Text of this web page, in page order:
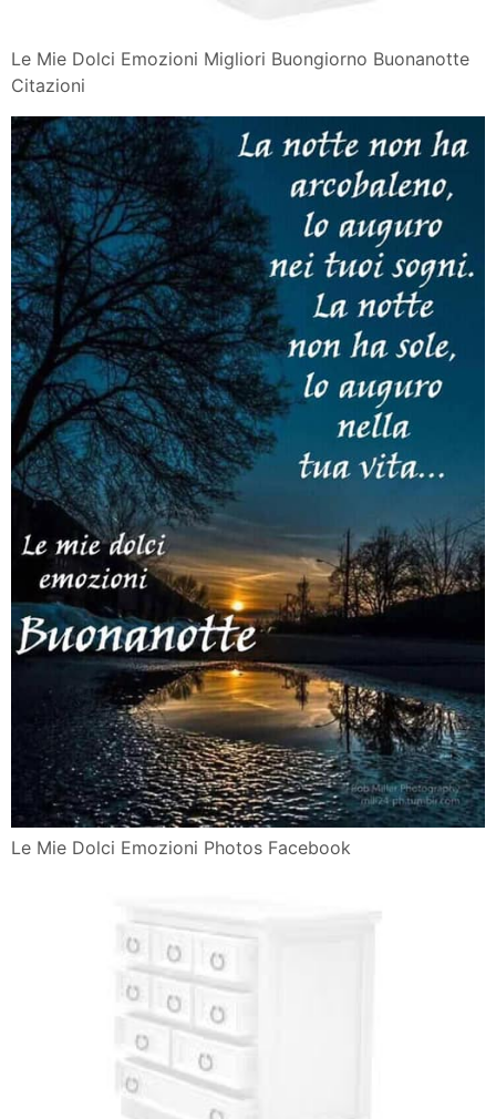
Le Mie Dolci Emozioni Migliori Buongiorno Buonanotte
Citazioni
Le Mie Dolci Emozioni Photos Facebook